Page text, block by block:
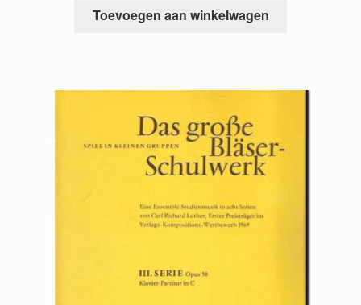
Toevoegen aan winkelwagen